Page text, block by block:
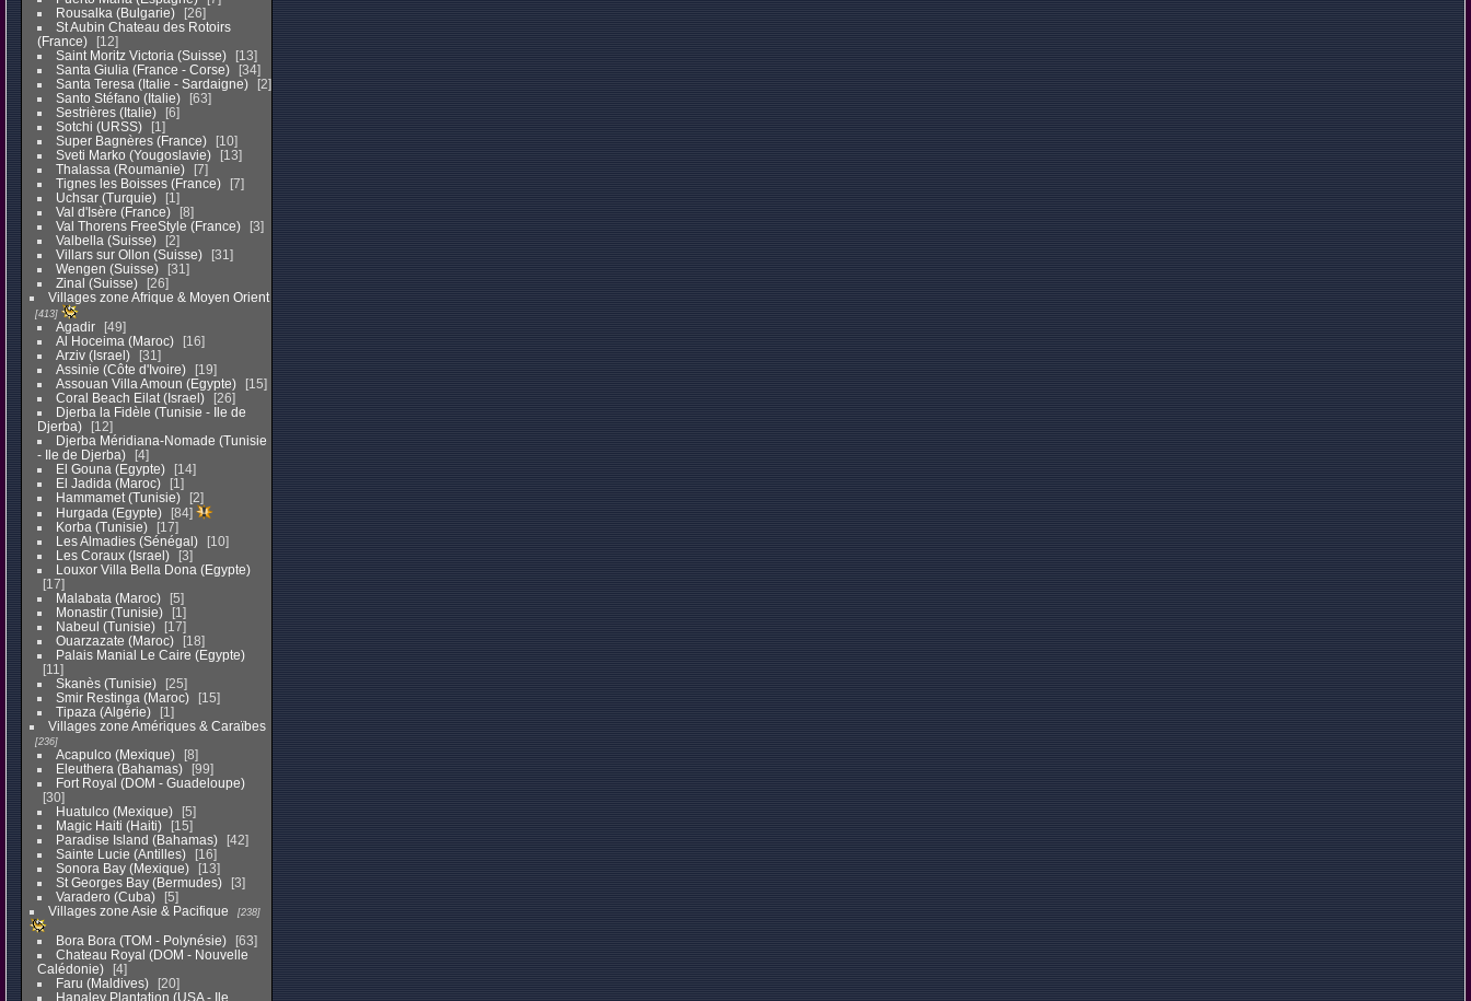
Rousalka (Bulgarie)
26
St Aubin Chateau des Rotoirs
(France)
12
Saint Moritz Victoria (Suisse)
13
Santa Giulia (France - Corse)
34
Santa Teresa (Italie - Sardaigne)
2
Santo Stéfano (Italie)
63
Sestrières (Italie)
6
Sotchi (URSS)
1
Super Bagnères (France)
10
Sveti Marko (Yougoslavie)
13
Thalassa (Roumanie)
7
Tignes les Boisses (France)
7
Uchsar (Turquie)
1
Val d'Isère (France)
8
Val Thorens FreeStyle (France)
3
Valbella (Suisse)
2
Villars sur Ollon (Suisse)
31
Wengen (Suisse)
31
Zinal (Suisse)
26
Villages zone Afrique & Moyen Orient
413
Agadir
49
Al Hoceima (Maroc)
16
Arziv (Israel)
31
Assinie (Côte d'Ivoire)
19
Assouan Villa Amoun (Egypte)
15
Coral Beach Eilat (Israel)
26
Djerba la Fidèle (Tunisie - Ile de
Djerba)
12
Djerba Méridiana-Nomade (Tunisie
- Ile de Djerba)
4
El Gouna (Egypte)
14
El Jadida (Maroc)
1
Hammamet (Tunisie)
2
Hurgada (Egypte)
84
Korba (Tunisie)
17
Les Almadies (Sénégal)
10
Les Coraux (Israel)
3
Louxor Villa Bella Dona (Egypte)
17
Malabata (Maroc)
5
Monastir (Tunisie)
1
Nabeul (Tunisie)
17
Ouarzazate (Maroc)
18
Palais Manial Le Caire (Egypte)
11
Skanès (Tunisie)
25
Smir Restinga (Maroc)
15
Tipaza (Algérie)
1
Villages zone Amériques & Caraïbes
236
Acapulco (Mexique)
8
Eleuthera (Bahamas)
99
Fort Royal (DOM - Guadeloupe)
30
Huatulco (Mexique)
5
Magic Haiti (Haiti)
15
Paradise Island (Bahamas)
42
Sainte Lucie (Antilles)
16
Sonora Bay (Mexique)
13
St Georges Bay (Bermudes)
3
Varadero (Cuba)
5
Villages zone Asie & Pacifique
238
Bora Bora (TOM - Polynésie)
63
Chateau Royal (DOM - Nouvelle
Calédonie)
4
Faru (Maldives)
20
Hanaley Plantation (USA - Ile